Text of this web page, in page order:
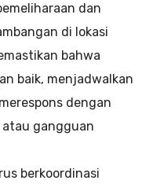
dan
di lokasi
bahwa
baik, menjadwalkan
dengan
gangguan
berkoordinasi